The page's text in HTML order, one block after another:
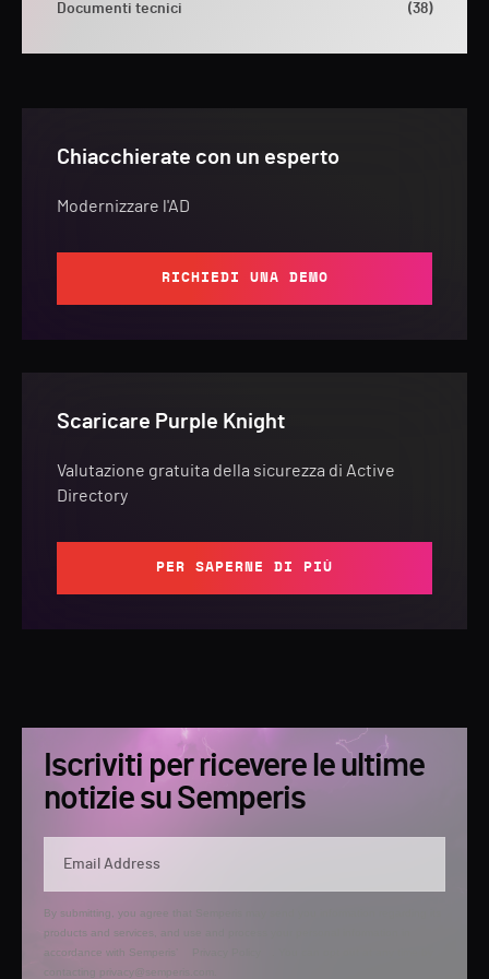
Documenti tecnici (38)
Chiacchierate con un esperto
Modernizzare l'AD
RICHIEDI UNA DEMO
Scaricare Purple Knight
Valutazione gratuita della sicurezza di Active
Directory
PER SAPERNE DI PIÙ
Iscriviti per ricevere le ultime
notizie su Semperis
By submitting, you agree that Semperis may send you information regarding its
products and services, and use and process your personal information in
accordance with Semperis’
contacting privacy@semperis.com.